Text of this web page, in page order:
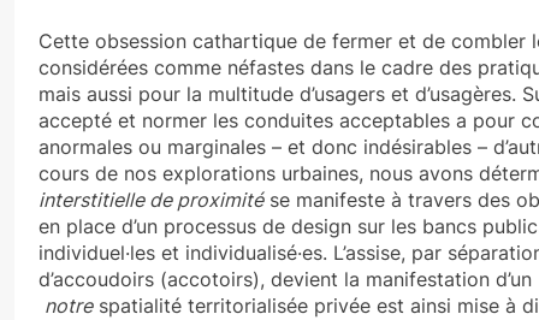
Cette obsession cathartique de fermer et de combler
considérées comme néfastes dans le cadre des
mais aussi pour la multitude d’usagers et d’usagères.
accepté et normer les conduites acceptables a pour
anormales ou marginales – et donc indésirables –
cours de nos explorations urbaines, nous avons
interstitielle de proximitése manifeste à travers des
en place d’un processus de design sur les bancs
individuel·les et individualisé·es. L’assise, par
d’accoudoirs (accotoirs), devient la manifestation
notrespatialité territorialisée privée est ainsi mise à